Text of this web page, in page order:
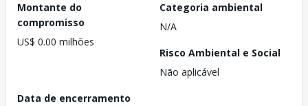
Montante do
compromisso
US$ 0.00 milhões
Categoria ambiental
N/A
Risco Ambiental e Social
Não aplicável
Data de encerramento